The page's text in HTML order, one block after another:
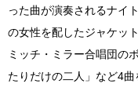
った曲が演奏されるナイ
の女性を配したジャケッ
ミッチ・ミラー合唱団の
たりだけの二人」など4